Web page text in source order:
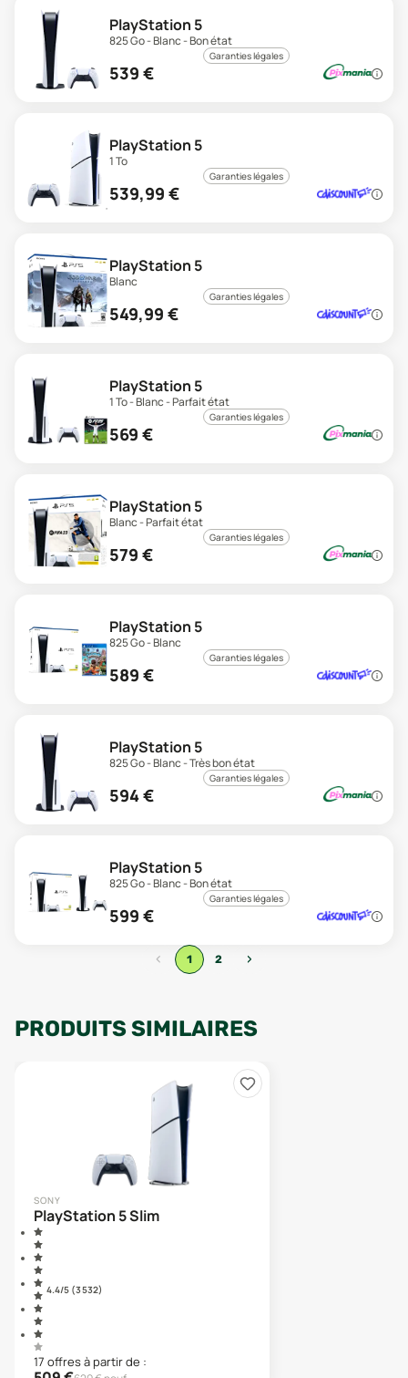
PlayStation 5
825 Go - Blanc - Bon état
Garanties légales
539 €
PlayStation 5
1 To
Garanties légales
539,99 €
PlayStation 5
Blanc
Garanties légales
549,99 €
PlayStation 5
1 To - Blanc - Parfait état
Garanties légales
569 €
PlayStation 5
Blanc - Parfait état
Garanties légales
579 €
PlayStation 5
825 Go - Blanc
Garanties légales
589 €
PlayStation 5
825 Go - Blanc - Très bon état
Garanties légales
594€
PlayStation 5
825 Go - Blanc - Bon état
Garanties légales
599 €
‹ 1 2 ›
PRODUITS SIMILAIRES
SONY
PlayStation 5 Slim
4.4/5 (3 532)
17 offresà partir de :